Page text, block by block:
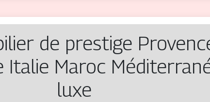
de prestige
Italie Maroc
luxe